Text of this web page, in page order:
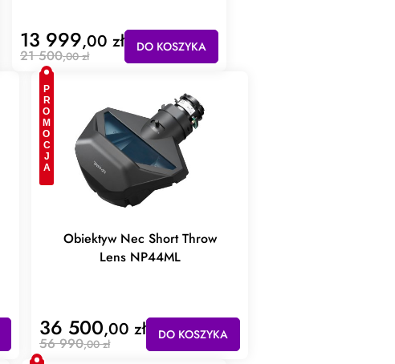
13 999,00 zł
21 500,00 zł
DO KOSZYKA
PROMOCJA
Obiektyw Nec Short Throw
Lens NP44ML
36 500,00 zł
56 990,00 zł
DO KOSZYKA